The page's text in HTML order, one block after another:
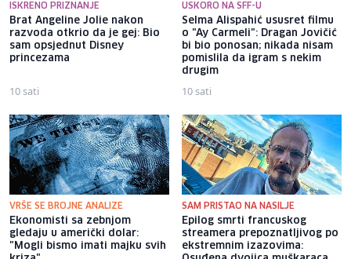
ISKRENO PRIZNANJE
Brat Angeline Jolie nakon
razvoda otkrio da je gej: Bio
sam opsjednut Disney
princezama
10 sati
USKORO NA SFF-U
Selma Alispahić ususret filmu
o "Ay Carmeli": Dragan Jovičić
bi bio ponosan; nikada nisam
pomislila da igram s nekim
drugim
10 sati
VRŠE SE BROJNE ANALIZE
Ekonomisti sa zebnjom
gledaju u američki dolar:
"Mogli bismo imati majku svih
SAM PRISTAO NA NASILJE
Epilog smrti francuskog
streamera prepoznatljivog po
ekstremnim izazovima: